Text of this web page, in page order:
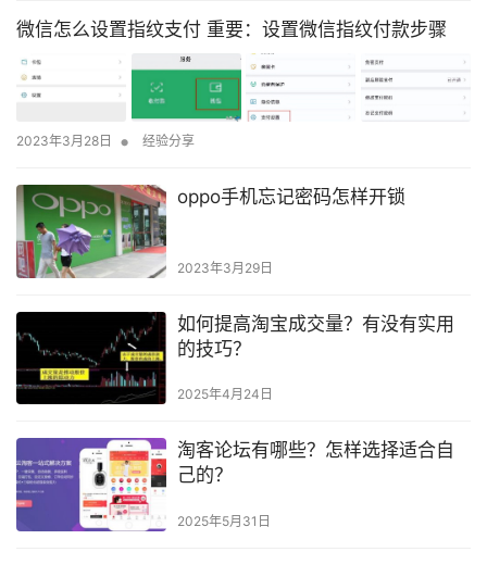
微信怎么设置指纹支付 重要：设置微信指纹付款步骤
2023年3月28日 • 经验分享
oppo手机忘记密码怎样开锁
2023年3月29日
如何提高淘宝成交量？有没有实用
的技巧？
2025年4月24日
淘客论坛有哪些？怎样选择适合自
己的？
2025年5月31日